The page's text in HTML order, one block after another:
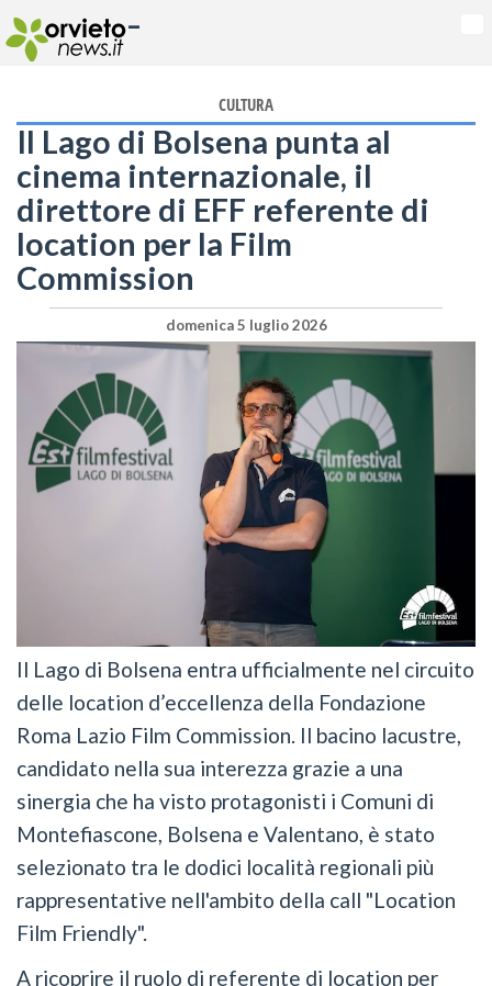
-
CULTURA
Il Lago di Bolsena punta al
cinema internazionale, il
direttore di EFF referente di
location per la Film
Commission
domenica 5 luglio 2026
Il Lago di Bolsena entra ufficialmente nel circuito
delle location d’eccellenza della Fondazione
Roma Lazio Film Commission. Il bacino lacustre,
candidato nella sua interezza grazie a una
sinergia che ha visto protagonisti i Comuni di
Montefiascone, Bolsena e Valentano, è stato
selezionato tra le dodici località regionali più
rappresentative nell'ambito della call "Location
Film Friendly".
A ricoprire il ruolo di referente di location per